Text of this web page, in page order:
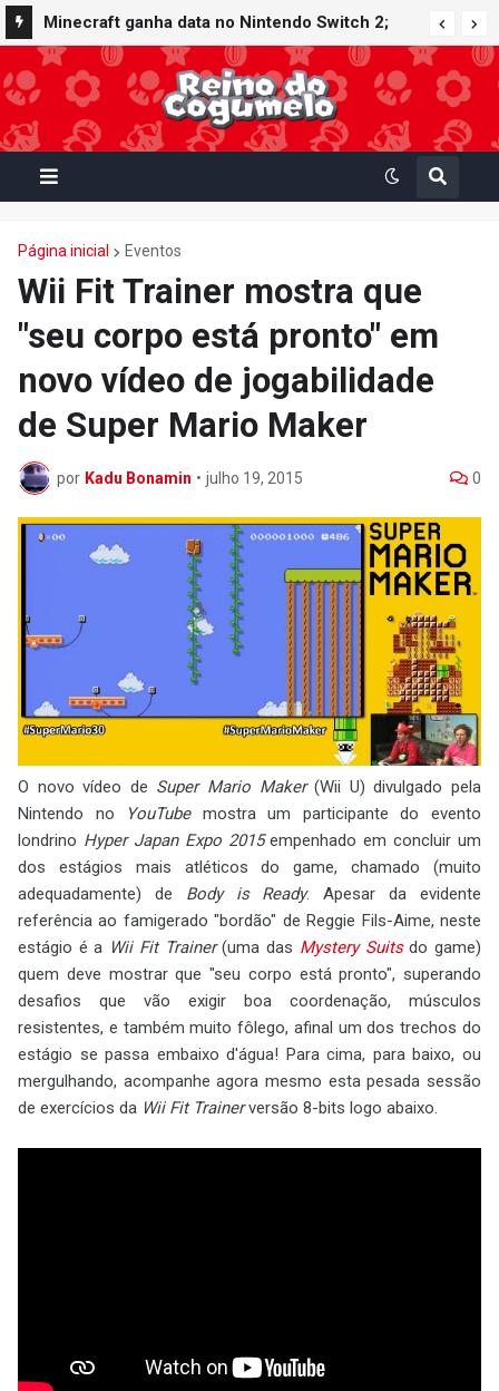
Minecraft ganha data no Nintendo Switch 2;
Super Mario Mash-Up receberá atualização
gráfica exclusiva
Página inicial Eventos
Wii Fit Trainer mostra que
"seu corpo está pronto" em
novo vídeo de jogabilidade
de Super Mario Maker
por Kadu Bonamin • julho 19, 2015 0
O novo vídeo de Super Mario Maker(Wii U) divulgado pela
Nintendo no
YouTubemostra um participante do evento
londrino Hyper Japan Expo 2015empenhado em concluir um
dos estágios mais atléticos do game, chamado (muito
adequadamente) de Body is Ready. Apesar da evidente
referência ao famigerado "bordão" de Reggie Fils-Aime, neste
estágio é a Wii Fit Trainer(uma das Mystery Suitsdo game)
quem deve mostrar que "seu corpo está pronto", superando
desafios que vão exigir boa coordenação, músculos
resistentes, e também muito fôlego, afinal um dos trechos do
estágio se passa embaixo d'água! Para cima, para baixo, ou
mergulhando, acompanhe agora mesmo esta pesada sessão
de exercícios da Wii Fit Trainerversão 8-bits logo abaixo.